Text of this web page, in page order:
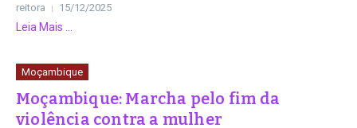
reitora 15/12/2025
Leia Mais ...
Moçambique
Moçambique: Marcha pelo fim da
violência contra a mulher